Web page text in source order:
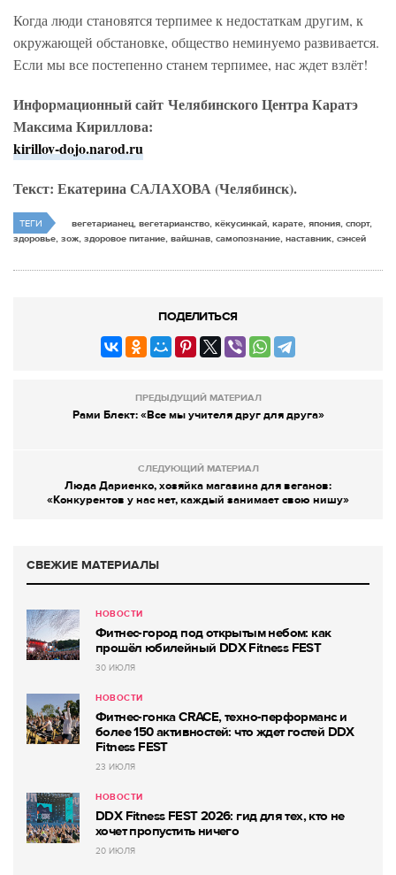
Когда люди становятся терпимее к недостаткам другим, к
окружающей обстановке, общество неминуемо развивается.
Если мы все постепенно станем терпимее, нас ждет взлёт!
Информационный сайт Челябинского Центра Каратэ
Максима Кириллова:
kirillov-dojo.narod.ru
Текст: Екатерина САЛАХОВА (Челябинск).
ТЕГИ
вегетарианец, вегетарианство, кёкусинкай, карате, япония, спорт,
здоровье, зож, здоровое питание, вайшнав, самопознание, наставник, сэнсей
ПОДЕЛИТЬСЯ
ПРЕДЫДУЩИЙ МАТЕРИАЛ
Рами Блект: «Все мы учителя друг для друга»
СЛЕДУЮЩИЙ МАТЕРИАЛ
Люда Дариенко, хозяйка магазина для веганов:
«Конкурентов у нас нет, каждый занимает свою нишу»
СВЕЖИЕ МАТЕРИАЛЫ
НОВОСТИ
Фитнес-город под открытым небом: как
прошёл юбилейный DDX Fitness FEST
30 ИЮЛЯ
НОВОСТИ
Фитнес-гонка CRACE, техно-перформанс и
более 150 активностей: что ждет гостей DDX
Fitness FEST
23 ИЮЛЯ
НОВОСТИ
DDX Fitness FEST 2026: гид для тех, кто не
хочет пропустить ничего
20 ИЮЛЯ